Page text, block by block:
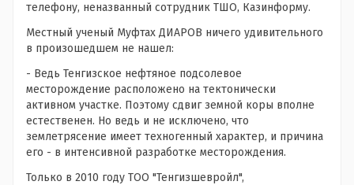
телефону, неназванный сотрудник ТШО, Казинформу.
Местный ученый Муфтах ДИАРОВ ничего удивительного
в произошедшем не нашел:
- Ведь Тенгизское нефтяное подсолевое
месторождение расположено на тектонически
активном участке. Поэтому сдвиг земной коры вполне
естественен. Но ведь и не исключено, что
землетрясение имеет техногенный характер, и причина
его - в интенсивной разработке месторождения.
Только в 2010 году ТОО "Тенгизшевройл",